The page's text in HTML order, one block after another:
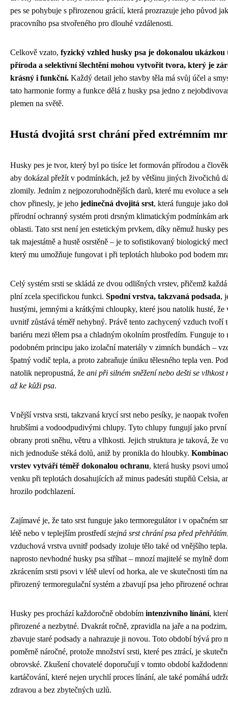
pes se pohybuje s přirozenou grácií, která prozrazuje jeho původ
pracovního psa stvořeného pro dlouhé vzdálenosti.
Celkově vzato, fyzický vzhled husky psa je dokonalou ukázkou
příroda a selektivní šlechtění mohou vytvořit tvora, který je
krásný i funkční. Každý detail jeho stavby těla má svůj účel a
tato harmonie formy a funkce dělá z husky psa jedno z
plemen na světě.
Hustá dvojitá srst chrání před extrémním
Husky pes je tvor, který byl po tisíce let formován přírodou a
aby dokázal přežít v podmínkách, jež by většinu jiných živočichů
zlomily. Jedním z nejpozoruhodnějších darů, které mu evoluce a
chov přinesly, je jeho jedinečná dvojitá srst, která funguje jako
přírodní ochranný systém proti drsným klimatickým podmínkám
oblasti. Tato srst není jen estetickým prvkem, díky němuž husky
tak majestátně a hustě osrstěně – je to sofistikovaný biologický
který mu umožňuje fungovat i při teplotách hluboko pod bodem
Celý systém srsti se skládá ze dvou odlišných vrstev, přičemž
plní zcela specifickou funkci. Spodní vrstva, takzvaná podsada,
hustými, jemnými a krátkými chloupky, které jsou natolik husté, že
uvnitř zůstává téměř nehybný. Právě tento zachycený vzduch tvoří
bariéru mezi tělem psa a chladným okolním prostředím. Funguje to
podobném principu jako izolační materiály v zimních bundách –
špatný vodič tepla, a proto zabraňuje úniku tělesného tepla ven.
natolik nepropustná, že ani při silném sněžení nebo dešti se vlhkost
až ke kůži psa.
Vnější vrstva srsti, takzvaná krycí srst nebo pesíky, je naopak
hrubšími a vodoodpudivými chlupy. Tyto chlupy fungují jako
obrany proti sněhu, větru a vlhkosti. Jejich struktura je taková, že
nich jednoduše stéká dolů, aniž by pronikla do hloubky.
vrstev vytváří téměř dokonalou ochranu, která husky psovi
venku při teplotách dosahujících až minus padesáti stupňů Celsia,
hrozilo podchlazení.
Zajímavé je, že tato srst funguje jako termoregulátor i v opačném
létě nebo v teplejším prostředístejná srst chrání psa před přehřátím
vzduchová vrstva uvnitř podsady izoluje tělo také od vnějšího
naprosto nevhodné husky psa stříhat – mnozí majitelé se mylně
zkrácením srsti psovi v létě uleví od horka, ale ve skutečnosti tím
přirozený termoregulační systém a zbavují psa jeho přirozené
Husky pes prochází každoročně obdobím intenzivního línání,
přirozené a nezbytné. Dvakrát ročně, zpravidla na jaře a na podzim,
zbavuje staré podsady a nahrazuje ji novou. Toto období bývá pro
poměrně náročné, protože množství srsti, které pes ztrácí, je
obrovské. Zkušení chovatelé doporučují v tomto období
kartáčování, které nejen urychlí proces línání, ale také pomáhá
zdravou a bez zbytečných uzlů.